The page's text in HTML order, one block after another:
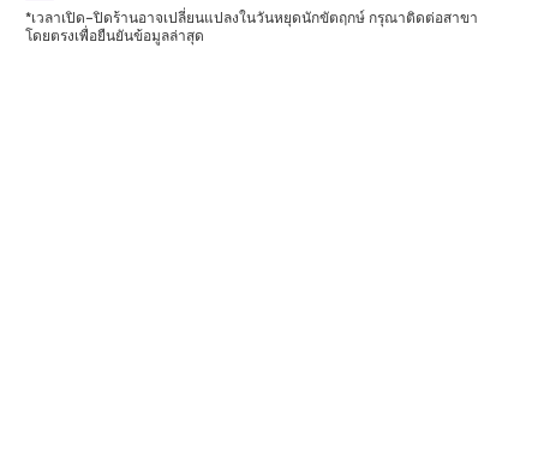
*เวลาเปิด–ปิดร้านอาจเปลี่ยนแปลงในวันหยุดนักขัตฤกษ์ กรุณาติดต่อสาขา
โดยตรงเพื่อยืนยันข้อมูลล่าสุด